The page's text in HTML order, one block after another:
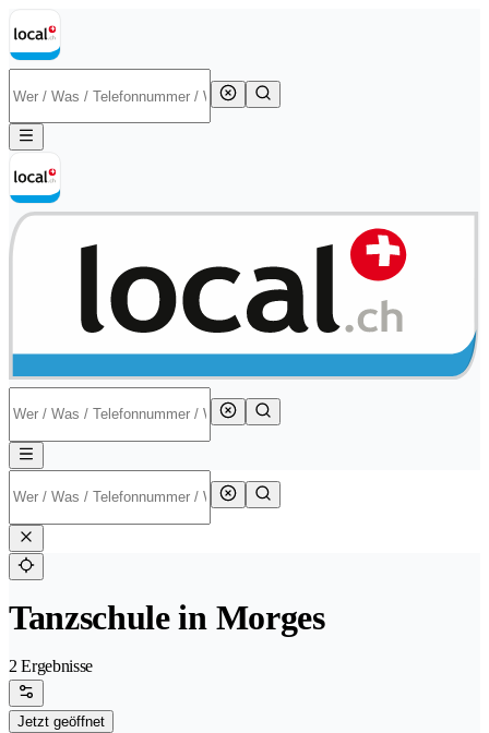
Tanzschule in Morges
2 Ergebnisse
Jetzt geöffnet